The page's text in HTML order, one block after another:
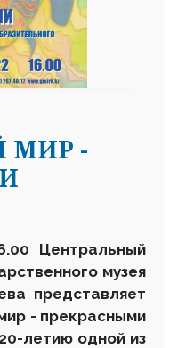
МИР -
Центральный
музея
представляет
- прекрасными
летию одной из